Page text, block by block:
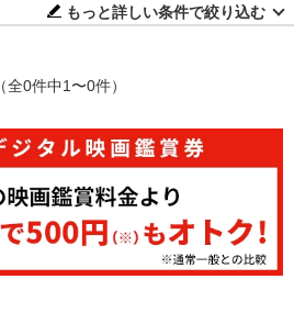
もっと詳しい条件で絞り込む
（全0件中1〜0件）